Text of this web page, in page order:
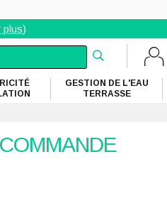
plus)
GESTION DE L'EAU
TERRASSE